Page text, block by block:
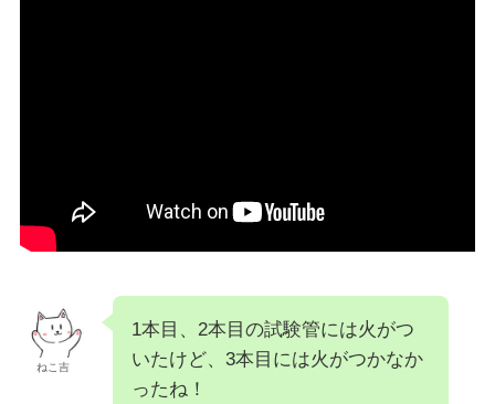
ねこ吉
1本目、2本目の試験管には火がつ
いたけど、3本目には火がつかなか
ったね！